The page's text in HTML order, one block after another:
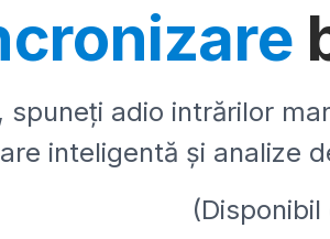
spuneți adio intrărilor
inteligentă și analize